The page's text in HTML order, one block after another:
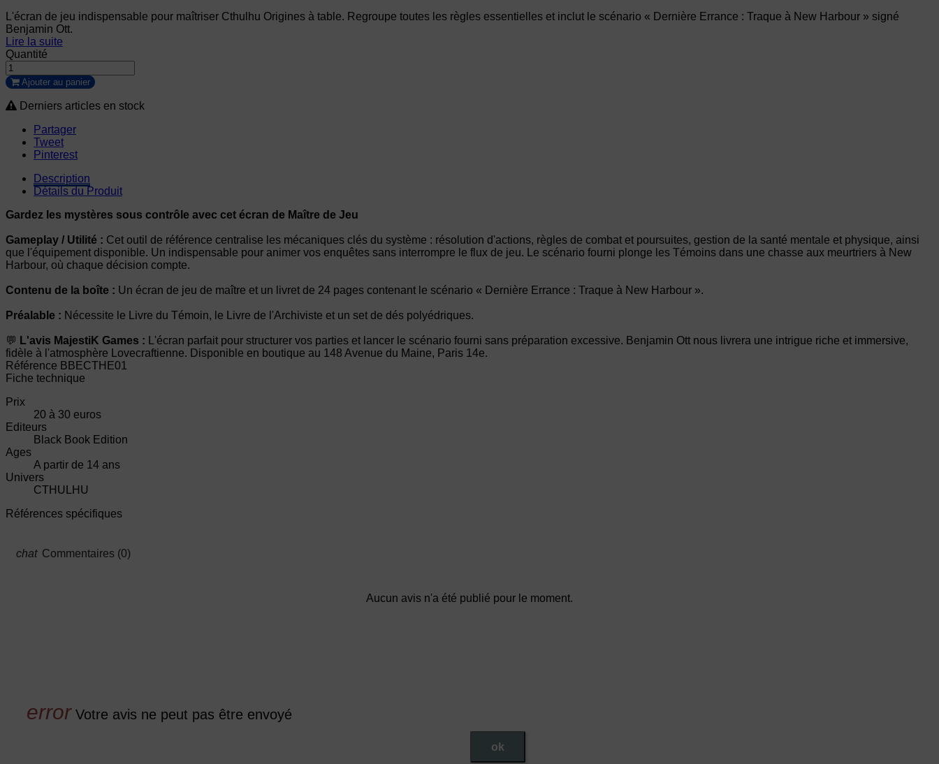
L'écran de jeu indispensable pour maîtriser Cthulhu Origines à table. Regroupe toutes les règles essentielles et inclut le scénario « Dernière Errance : Traque à New Harbour » signé
Benjamin Ott.
Lire la suite
Quantité
Ajouter au panier
Derniers articles en stock
Partager
Tweet
Pinterest
Description
Détails du Produit
Gardez les mystères sous contrôle avec cet écran de Maître de Jeu
Gameplay / Utilité : Cet outil de référence centralise les mécaniques clés du système : résolution d'actions, règles de combat et poursuites, gestion de la santé mentale et physique, ainsi
que l'équipement disponible. Un indispensable pour animer vos enquêtes sans interrompre le flux de jeu. Le scénario fourni plonge les Témoins dans une chasse aux meurtriers à New
Harbour, où chaque décision compte.
Contenu de la boîte : Un écran de jeu de maître et un livret de 24 pages contenant le scénario « Dernière Errance : Traque à New Harbour ».
Préalable : Nécessite le Livre du Témoin, le Livre de l'Archiviste et un set de dés polyédriques.
💬 L'avis MajestiK Games : L'écran parfait pour structurer vos parties et lancer le scénario fourni sans préparation excessive. Benjamin Ott nous livrera une intrigue riche et immersive,
fidèle à l'atmosphère Lovecraftienne. Disponible en boutique au 148 Avenue du Maine, Paris 14e.
Référence BBECTHE01
Fiche technique
Prix
20 à 30 euros
Editeurs
Black Book Edition
Ages
A partir de 14 ans
Univers
CTHULHU
Références spécifiques
Commentaires (0)
Aucun avis n'a été publié pour le moment.
Votre avis ne peut pas être envoyé
ok